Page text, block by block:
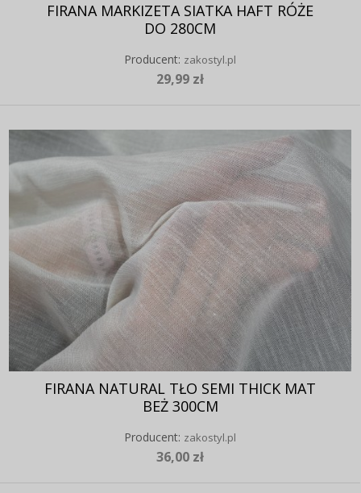
FIRANA MARKIZETA SIATKA HAFT RÓŻE
DO 280CM
Producent: zakostyl.pl
29,99 zł
FIRANA NATURAL TŁO SEMI THICK MAT
BEŻ 300CM
Producent: zakostyl.pl
36,00 zł